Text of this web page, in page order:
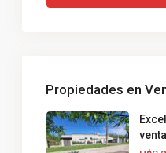
Propiedades en